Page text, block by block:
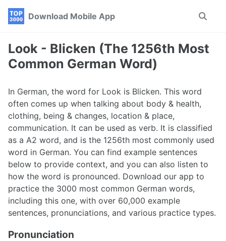
Skip
navigation
Skip
Skip
Download Mobile App
Toggle
Look - Blicken (The 1256th Most
Common German Word)
In German, the word for Look is Blicken. This word
often comes up when talking about body & health,
clothing, being & changes, location & place,
communication. It can be used as verb. It is classified
as a A2 word, and is the 1256th most commonly used
word in German. You can find example sentences
below to provide context, and you can also listen to
how the word is pronounced. Download our app to
practice the 3000 most common German words,
including this one, with over 60,000 example
sentences, pronunciations, and various practice types.
Pronunciation